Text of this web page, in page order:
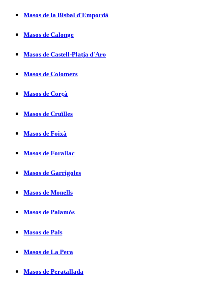
Masos de la Bisbal d'Empordà
Masos de Calonge
Masos de Castell-Platja d'Aro
Masos de Colomers
Masos de Corçà
Masos de Cruïlles
Masos de Foixà
Masos de Forallac
Masos de Garrigoles
Masos de Monells
Masos de Palamós
Masos de Pals
Masos de La Pera
Masos de Peratallada